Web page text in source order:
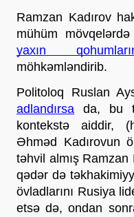
Ramzan Kadırov
mühüm
yaxın
möhkəmləndirib.
Politoloq Ruslan
adlandırsa da, bu
kontekstə aiddir,
Əhməd Kadırovun
təhvil almış Ramzan
qədər də
övladlarını Rusiya
etsə də, ondan